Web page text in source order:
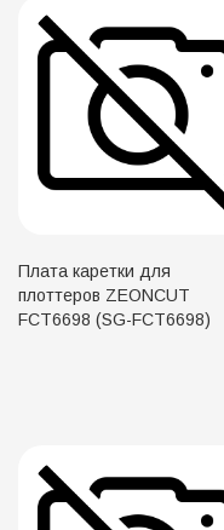
Плата каретки для
плоттеров ZEONCUT
FCT6698 (SG-FCT6698)